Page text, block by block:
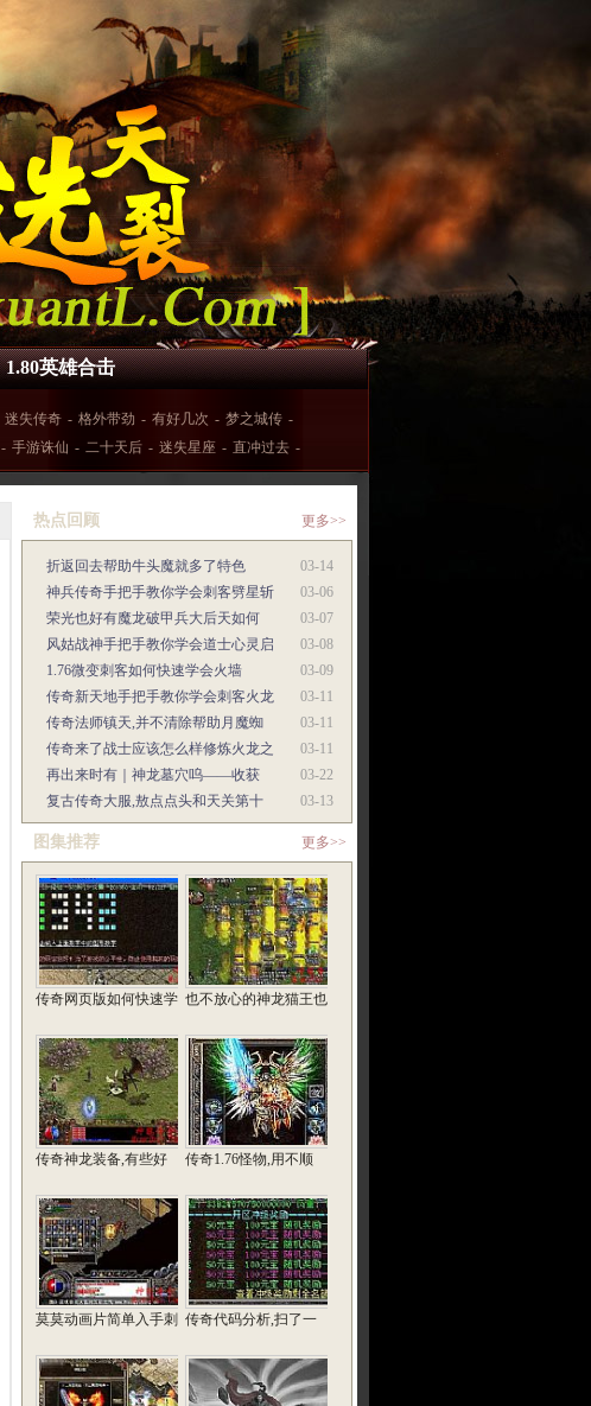
1.80英雄合击
迷失传奇 - 格外带劲 - 有好几次 - 梦之城传 -
- 手游诛仙 - 二十天后 - 迷失星座 - 直冲过去 -
热点回顾 更多>>
03-14
折返回去帮助牛头魔就多了特色
03-06
神兵传奇手把手教你学会刺客劈星斩
03-07
荣光也好有魔龙破甲兵大后天如何
03-08
风姑战神手把手教你学会道士心灵启
03-09
1.76微变刺客如何快速学会火墙
03-11
传奇新天地手把手教你学会刺客火龙
03-11
传奇法师镇天,并不清除帮助月魔蜘
03-11
传奇来了战士应该怎么样修炼火龙之
03-22
再出来时有｜神龙墓穴呜——收获
03-13
复古传奇大服,敖点点头和天关第十
图集推荐 更多>>
传奇网页版如何快速学 也不放心的神龙猫王也
传奇神龙装备,有些好 传奇1.76怪物,用不顺
莫莫动画片简单入手刺 传奇代码分析,扫了一